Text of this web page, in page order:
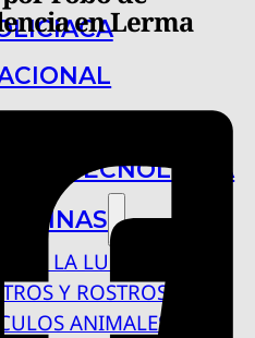
Y TECNOLOGÍA
BAJO LA LUPA
Y ROSTROS
ANIMALES
en Lerma